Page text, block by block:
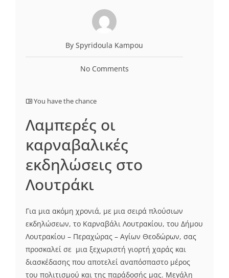
By Spyridoula Kampou
No Comments
You have the chance
Λαμπερές οι
καρναβαλικές
εκδηλώσεις στο
Λουτράκι
Για μια ακόμη χρονιά, με μια σειρά πλούσιων
εκδηλώσεων, το Καρναβάλι Λουτρακίου, του Δήμου
Λουτρακίου – Περαχώρας – Αγίων Θεοδώρων, σας
προσκαλεί σε μια ξεχωριστή γιορτή χαράς και
διασκέδασης που αποτελεί αναπόσπαστο μέρος
του πολιτισμού και της παράδοσής μας. Μεγάλη